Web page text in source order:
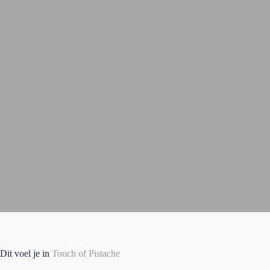
Dit voel je in Touch of Pistache